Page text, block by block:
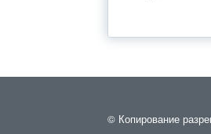
© Копирование